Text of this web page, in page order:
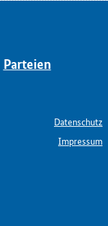
Parteien
Datenschutz
Impressum